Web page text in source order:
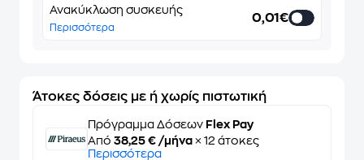
Ανακύκλωση συσκευής
Περισσότερα
0,01€
Άτοκες δόσεις με ή χωρίς πιστωτική
Πρόγραμμα Δόσεων Flex Pay
Από 38,25 € /μήνα × 12 άτοκες
Περισσότερα